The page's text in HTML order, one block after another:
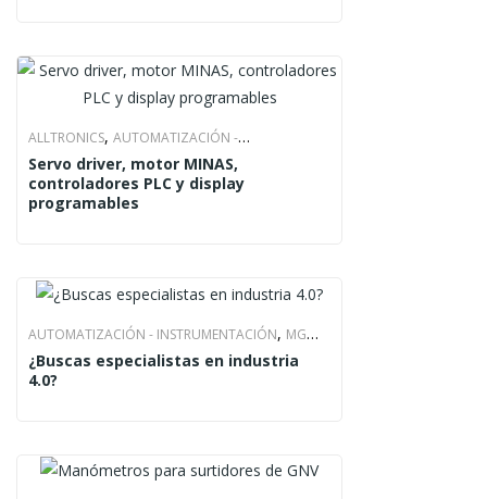
ALLTRONICS, AUTOMATIZACIÓN -
INSTRUMENTACIÓN,COMPONENTES
MECÁNICOS,PANASONIC ,PRODUCTO
Servo driver, motor MINAS,
controladores PLC y display
programables
AUTOMATIZACIÓN - INSTRUMENTACIÓN, MG
INDUSOL, SERVICIO
¿Buscas especialistas en industria
4.0?